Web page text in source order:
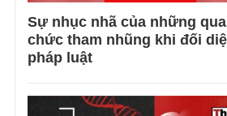
Sự nhục nhã của những
chức tham nhũng khi đối
pháp luật